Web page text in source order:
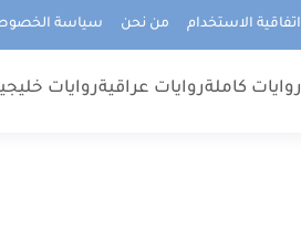
اتفاقية الاستخدام من نحن سياسة
روايات كاملةروايات عراقيةروايات